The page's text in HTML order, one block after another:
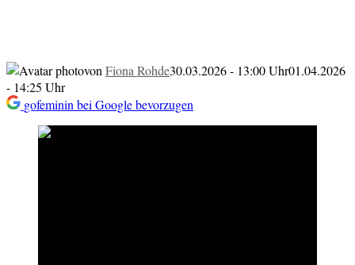
von Fiona Rohde30.03.2026 - 13:00 Uhr01.04.2026
- 14:25 Uhr
gofeminin bei Google bevorzugen